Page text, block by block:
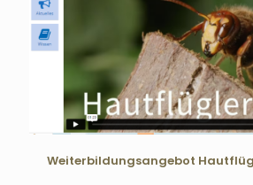
Weiterbildungsangebot